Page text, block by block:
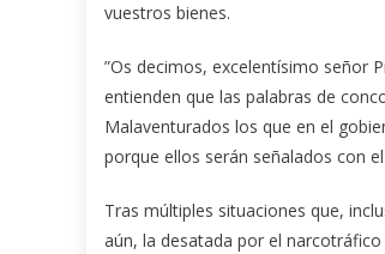
vuestros bienes.
”Os decimos, excelentísimo señor
entienden que las palabras de
Malaventurados los que en el
porque ellos serán señalados con
Tras múltiples situaciones que,
aún, la desatada por el